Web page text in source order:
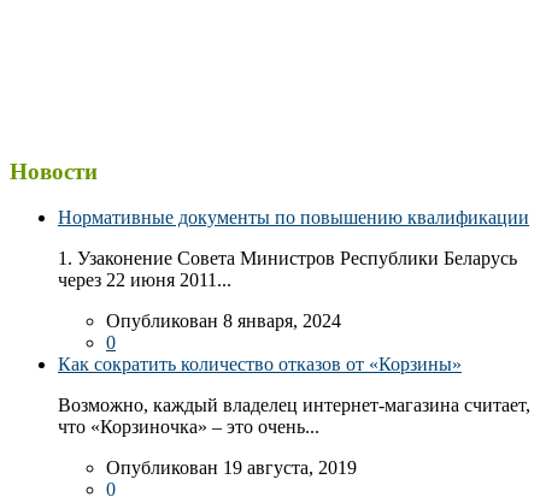
Новости
Нормативные документы по повышению квалификации
1. Узаконение Совета Министров Республики Беларусь
через 22 июня 2011...
Опубликован 8 января, 2024
0
Как сократить количество отказов от «Корзины»
Возможно, каждый владелец интернет-магазина считает,
что «Корзиночка» – это очень...
Опубликован 19 августа, 2019
0